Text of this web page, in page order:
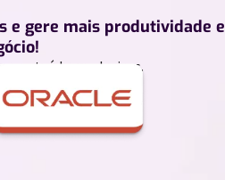
e gere mais produtividade e
conteúdos exclusivos.